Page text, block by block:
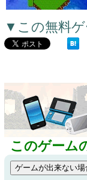
▼この無料ゲ
このゲーム